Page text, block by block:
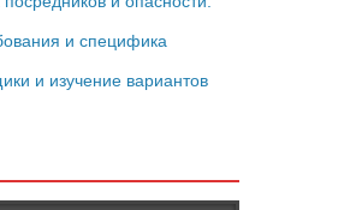
и специфика
и изучение вариантов